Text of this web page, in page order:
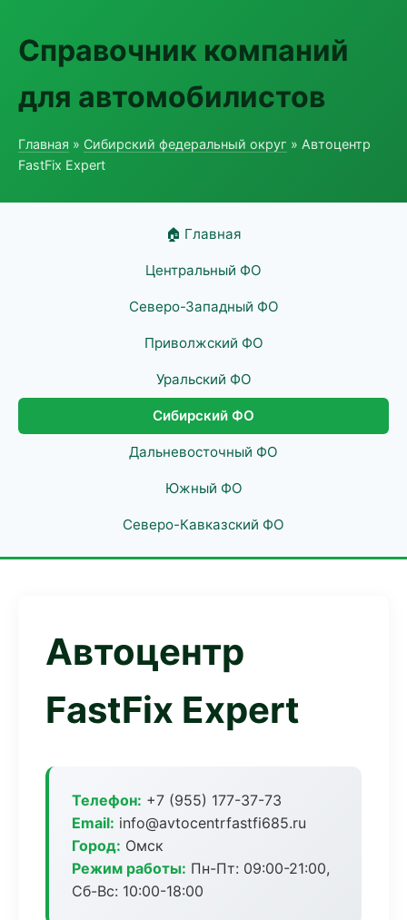
Справочник компаний
для автомобилистов
Главная » Сибирский федеральный округ » Автоцентр
FastFix Expert
🏠 Главная
Центральный ФО
Северо-Западный ФО
Приволжский ФО
Уральский ФО
Сибирский ФО
Дальневосточный ФО
Южный ФО
Северо-Кавказский ФО
Автоцентр
FastFix Expert
Телефон: +7 (955) 177-37-73
Email: info@avtocentrfastfi685.ru
Город: Омск
Режим работы: Пн-Пт: 09:00-21:00,
Сб-Вс: 10:00-18:00